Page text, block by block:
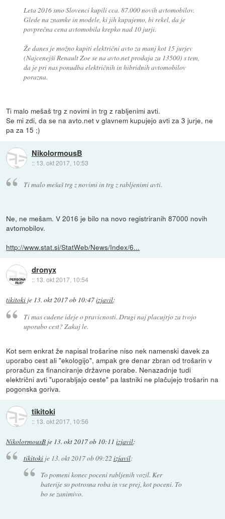
Leta 2016 smo Slovenci kupili cca. 87.000 novih avtomobilov.
Glede na znamke in modele, ki jih kupujemo, bi rekel, da je
povprečna cena avtomobila krepko nad 10 jurji.
Že danes je možno kupiti električni avto za manj kot 15 jurjev
(Najcenejši Renault Zoe se na avto.net prodaja za 13500) s tem,
da je pri nas ponudba električnih in hibridnih avtomobilov
porazna.
Ti malo mešaš trg z novimi in trg z rabljenimi avti.
Se mi zdi, da se na avto.net v glavnem kupujejo avti za 3 jurje, ne
pa za 15 ;)
NikolormousB
:: 13. okt 2017, 10:53
Ti malo mešaš trg z novimi in trg z rabljenimi avti.
Ne, ne mešam. V 2016 je bilo na novo registriranih 87000 novih
avtomobilov.
http://www.stat.si/StatWeb/News/Index/6...
dronyx
:: 13. okt 2017, 10:54
tikitoki je 13. okt 2017 ob 10:47izjavil:
Ti mas cudene ideje o pravicnosti. Drugi naj placujrjo za tvojo
uporabo cest? Zakaj le.
Kot sem enkrat že napisal trošarine niso nek namenski davek za
uporabo cest ali "ekologijo", ampak gre denar zbran od trošarin v
proračun za financiranje državne porabe. Nenazadnje tudi
električni avti "uporabljajo ceste" pa lastniki ne plačujejo trošarin na
pogonska goriva.
tikitoki
:: 13. okt 2017, 10:56
NikolormousB je 13. okt 2017 ob 10:11 izjavil:
tikitokije 13. okt 2017 ob 09:22 izjavil:
To pomeni konec poceni rabljenih vozil. Ker
baterije so potrosna roba in vse prej, kot poceni. To
bo se zanimivo.